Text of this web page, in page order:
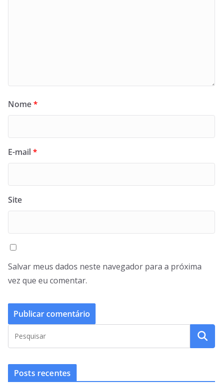
Nome*
E-mail*
Site
Salvar meus dados neste navegador para a próxima
vez que eu comentar.
Posts recentes